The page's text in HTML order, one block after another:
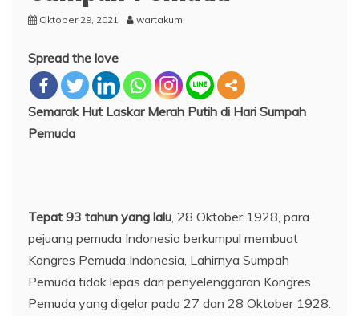
Oktober 29, 2021 wartakum
Spread the love
Semarak Hut Laskar Merah Putih di Hari Sumpah
Pemuda
Tepat 93 tahun yang lalu, 28 Oktober 1928, para
pejuang pemuda Indonesia berkumpul membuat
Kongres Pemuda Indonesia, Lahirnya Sumpah
Pemuda tidak lepas dari penyelenggaran Kongres
Pemuda yang digelar pada 27 dan 28 Oktober 1928.